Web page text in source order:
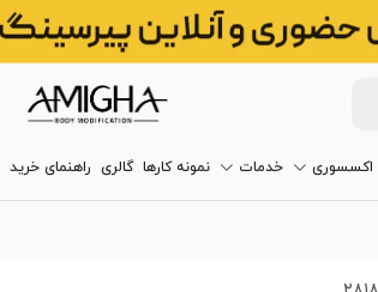
اکسسوری خدمات نمونه کارها گالری راهنمای خرید